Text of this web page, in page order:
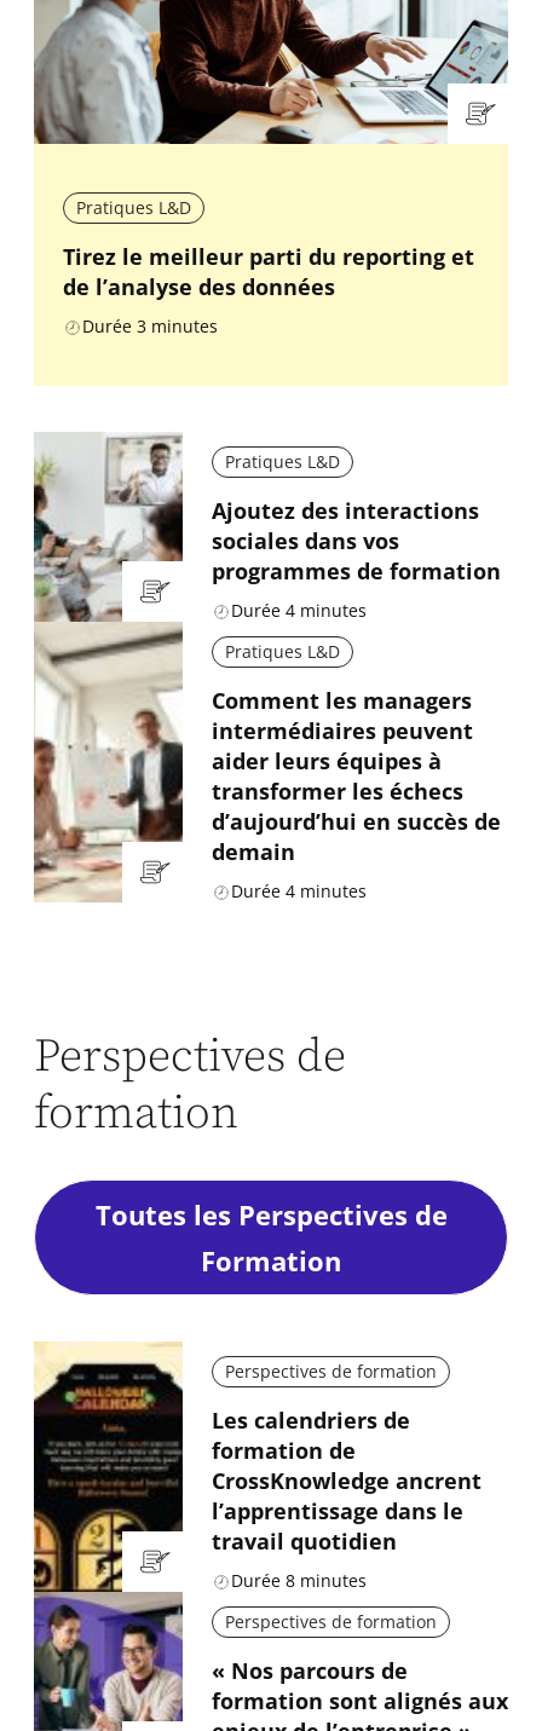
Pratiques L&D
Tirez le meilleur parti du reporting et
de l’analyse des données
Durée 3 minutes
Pratiques L&D
Ajoutez des interactions
sociales dans vos
programmes de formation
Durée 4 minutes
Pratiques L&D
Comment les managers
intermédiaires peuvent
aider leurs équipes à
transformer les échecs
d’aujourd’hui en succès de
demain
Durée 4 minutes
Perspectives de
formation
Toutes les Perspectives de
Formation
Perspectives de formation
Les calendriers de
formation de
CrossKnowledge ancrent
l’apprentissage dans le
travail quotidien
Durée 8 minutes
Perspectives de formation
« Nos parcours de
formation sont alignés aux